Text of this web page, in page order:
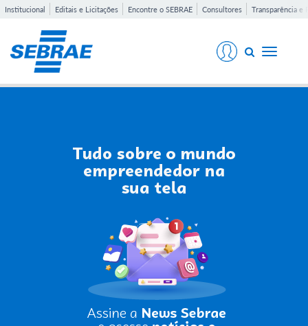
Institucional Editais e Licitações Encontre o SEBRAE Consultores Transparência e
Toggle